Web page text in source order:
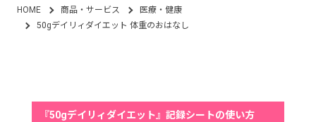
HOME 商品・サービス
医療・健康
50gデイリィダイエット 体重のおはなし
『50gデイリィダイエット』記録シートの使い方